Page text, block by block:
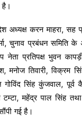
है।
अध्यक्ष करन माहरा, सह
चुनाव प्रबंधन समिति
नेता प्रतिपक्ष भुवन
मनोज तिवारी, विक्रम
गोविंद सिंह कुंजवाल, पूर्व
टम्टा, महेंद्र पाल सिंह
गई है।